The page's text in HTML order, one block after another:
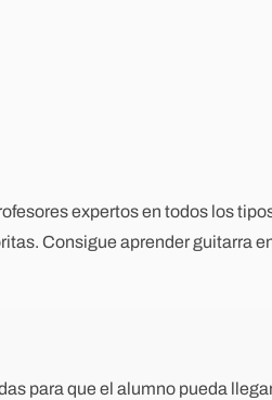
expertos en todos los
Consigue aprender guitarra
para que el alumno pueda